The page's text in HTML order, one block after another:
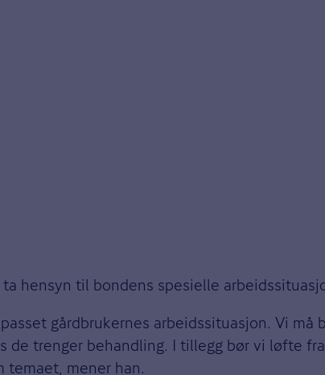
ta hensyn til bondens spesielle
gårdbrukernes arbeidssituasjon. Vi må
trenger behandling. I tillegg bør vi løfte
temaet, mener han.